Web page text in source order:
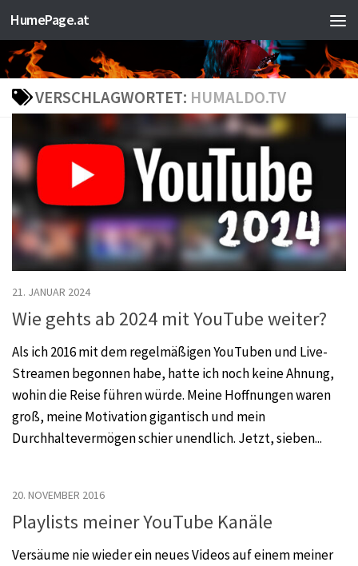
Zum Inhalt springen
HumePage.at
VERSCHLAGWORTET: HUMALDO.TV
21. JANUAR 2024
Wie gehts ab 2024 mit YouTube weiter?
Als ich 2016 mit dem regelmäßigen YouTuben und Live-
Streamen begonnen habe, hatte ich noch keine Ahnung,
wohin die Reise führen würde. Meine Hoffnungen waren
groß, meine Motivation gigantisch und mein
Durchhaltevermögen schier unendlich. Jetzt, sieben...
20. NOVEMBER 2016
Playlists meiner YouTube Kanäle
Versäume nie wieder ein neues Videos auf einem meiner